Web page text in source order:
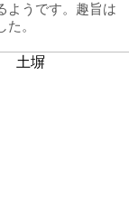
ようです。趣旨は
。